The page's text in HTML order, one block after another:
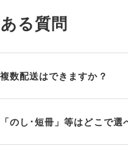
る質問
複数配送はできますか？
「のし･短冊」等はどこで選